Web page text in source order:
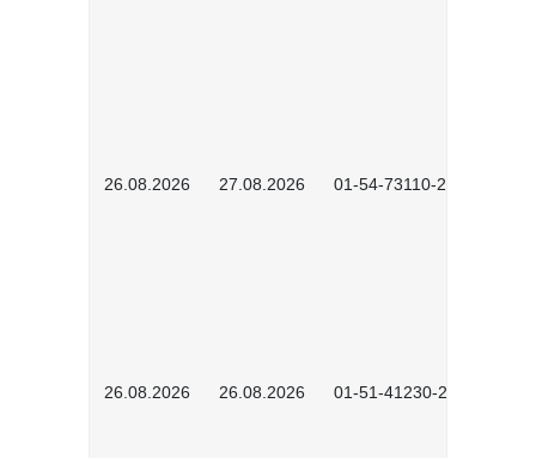
26.08.2026 27.08.2026 01-54-73110-2502
26.08.2026 26.08.2026 01-51-41230-2601